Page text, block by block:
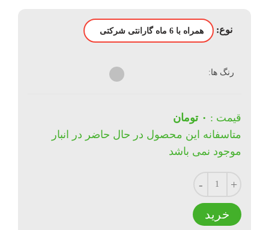
نوع:
رنگ ها:
قیمت : ۰ تومان
متاسفانه این محصول در حال حاضر در انبار
موجود نمی باشد
خرید